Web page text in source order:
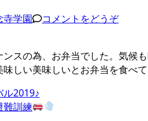
寺学園
コメントをどうぞ
スの為、お弁当でした。気候
しい美味しいとお弁当を食べ
ル2019♪
難訓練